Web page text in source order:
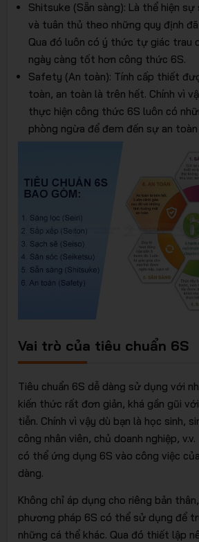
Shitsuke (Sẵn sàng): Là thể hiện sự
và tuân thủ theo những quy định
Qua đó luôn có ý thức tự giác trau
ngày càng tốt hơn công thức 6S.
Safety (An toàn): Tính cấp thiết
toàn, an toàn là trên hết. Chính vì
thực hiện công thức 6S luôn có
phòng ngừa để đem đến sự an
Vai trò của tiêu chuẩn 6S
Tiêu chuẩn 6S dễ dàng sử dụng với
kiến thức rất đơn giản, khá gần gũi
tiễn. Chính vì vậy dù bạn là học sinh,
công nhân viên, chủ doanh nghiệp,
có thể ứng dụng 6S vào công việc
dàng.
Không chỉ áp dụng cho riêng bản
phương pháp 6S có thể sử dụng để
những cá thể khác. Qua đó thiết lập